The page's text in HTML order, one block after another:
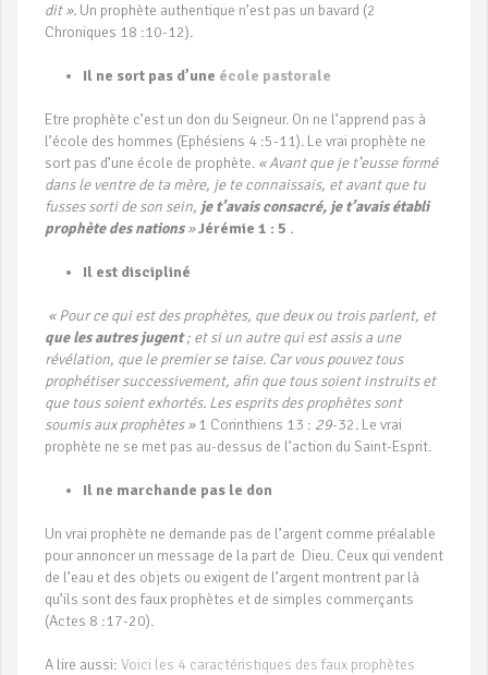
dit ». Un prophète authentique n’est pas un bavard (2
Chroniques 18 :10-12).
Il ne sort pas d’une école pastorale
Etre prophète c’est un don du Seigneur. On ne l’apprend pas à
l’école des hommes (Ephésiens 4 :5-11). Le vrai prophète ne
sort pas d’une école de prophète. « Avant que je t’eusse formé
dans le ventre de ta mère, je te connaissais, et avant que tu
fusses sorti de son sein, je t’avais consacré, je t’avais établi
prophète des nations»Jérémie 1 : 5 .
Il est discipliné
« Pour ce qui est des prophètes, que deux ou trois parlent, et
que les autres jugent; et si un autre qui est assis a une
révélation, que le premier se taise. Car vous pouvez tous
prophétiser successivement, afin que tous soient instruits et
que tous soient exhortés. Les esprits des prophètes sont
soumis aux prophètes »1 Corinthiens 13 : 29-32. Le vrai
prophète ne se met pas au-dessus de l’action du Saint-Esprit.
Il ne marchande pas le don
Un vrai prophète ne demande pas de l’argent comme préalable
pour annoncer un message de la part de Dieu. Ceux qui vendent
de l’eau et des objets ou exigent de l’argent montrent par là
qu’ils sont des faux prophètes et de simples commerçants
(Actes 8 :17-20).
A lire aussi: Voici les 4 caractéristiques des faux prophètes